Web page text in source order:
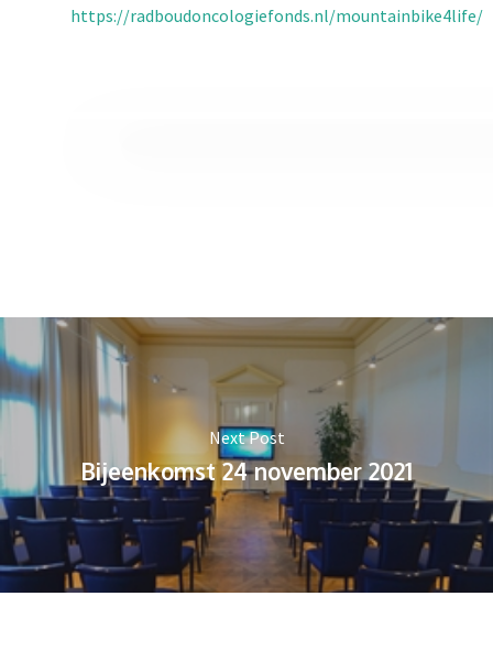
https://radboudoncologiefonds.nl/mountainbike4life/
Next Post
Bijeenkomst 24 november 2021